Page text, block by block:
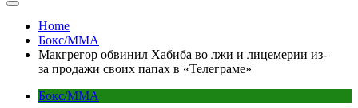
Home
Бокс/MMA
Макгрегор обвинил Хабиба во лжи и лицемерии из-
за продажи своих папах в «Телеграме»
Бокс/MMA